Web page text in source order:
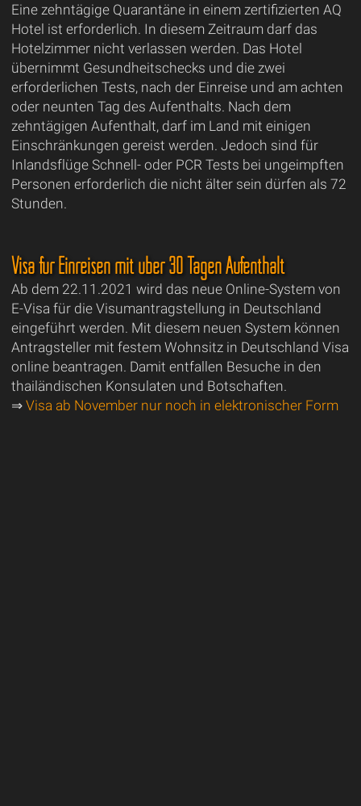
Eine zehntägige Quarantäne in einem zertifizierten AQ
Hotel ist erforderlich. In diesem Zeitraum darf das
Hotelzimmer nicht verlassen werden. Das Hotel
übernimmt Gesundheitschecks und die zwei
erforderlichen Tests, nach der Einreise und am achten
oder neunten Tag des Aufenthalts. Nach dem
zehntägigen Aufenthalt, darf im Land mit einigen
Einschränkungen gereist werden. Jedoch sind für
Inlandsflüge Schnell- oder PCR Tests bei ungeimpften
Personen erforderlich die nicht älter sein dürfen als 72
Stunden.
Visa für Einreisen mit über 30 Tagen Aufenthalt
Ab dem 22.11.2021 wird das neue Online-System von
E-Visa für die Visumantragstellung in Deutschland
eingeführt werden. Mit diesem neuen System können
Antragsteller mit festem Wohnsitz in Deutschland Visa
online beantragen. Damit entfallen Besuche in den
thailändischen Konsulaten und Botschaften.
⇒ Visa ab November nur noch in elektronischer Form